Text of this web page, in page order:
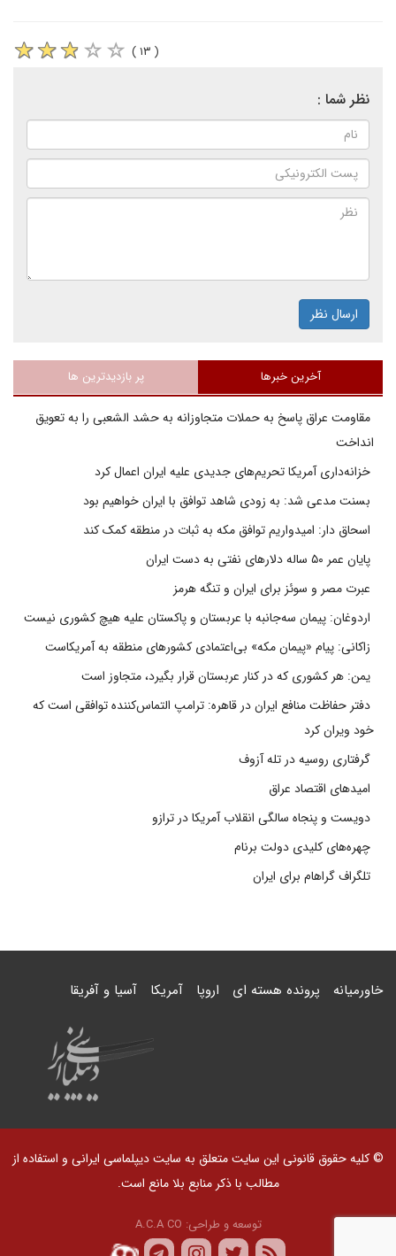
( ۱۳ )
نظر شما :
ارسال نظر
آخرین خبرها پر بازدیدترین ها
مقاومت عراق پاسخ به حملات متجاوزانه به حشد الشعبی را به تعویق
انداخت
خزانه‌داری آمریکا تحریم‌های جدیدی علیه ایران اعمال کرد
بسنت مدعی شد: به زودی شاهد توافق با ایران خواهیم بود
اسحاق دار: امیدواریم توافق مکه به ثبات در منطقه کمک کند
پایان عمر ۵۰ ساله دلارهای نفتی به دست ایران
عبرت مصر و سوئز برای ایران و تنگه هرمز
اردوغان: پیمان سه‌جانبه با عربستان و پاکستان علیه هیچ کشوری نیست
زاکانی: پیام «پیمان مکه» بی‌اعتمادی کشورهای منطقه به آمریکاست
یمن: هر کشوری که در کنار عربستان قرار بگیرد، متجاوز است
دفتر حفاظت منافع ایران در قاهره: ترامپ التماس‌کننده توافقی است که
خود ویران کرد
گرفتاری روسیه در تله آزوف
امیدهای اقتصاد عراق
دویست و پنجاه سالگی انقلاب آمریکا در ترازو
چهره‌های کلیدی دولت برنام
تلگراف گراهام برای ایران
خاورمیانه پرونده هسته ای اروپا آمریکا آسیا و آفریقا
© کلیه حقوق قانونی این سایت متعلق به سایت دیپلماسی ایرانی و استفاده از
مطالب با ذکر منابع بلا مانع است.
توسعه و طراحی: A.C.A CO